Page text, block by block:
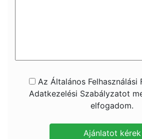
Az Általános Felhasználási
Adatkezelési Szabályzatot
elfogadom.